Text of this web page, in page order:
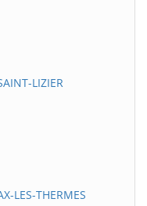
LIZIER
LES-THERMES